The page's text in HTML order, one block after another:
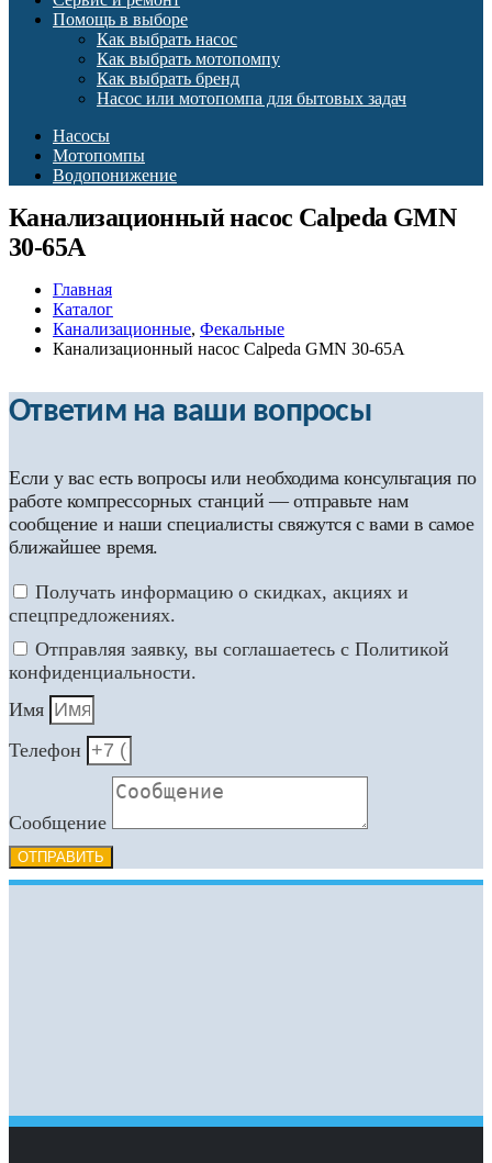
Помощь в выборе
Как выбрать насос
Как выбрать мотопомпу
Как выбрать бренд
Насос или мотопомпа для бытовых задач
Насосы
Мотопомпы
Водопонижение
Канализационный насос Calpeda GMN
30-65A
Главная
Каталог
Канализационные, Фекальные
Канализационный насос Calpeda GMN 30-65A
Ответим на ваши вопросы
Если у вас есть вопросы или необходима консультация по
работе компрессорных станций — отправьте нам
сообщение и наши специалисты свяжутся с вами в самое
ближайшее время.
Получать информацию о скидках, акциях и
спецпредложениях.
Отправляя заявку, вы соглашаетесь с Политикой
конфиденциальности.
Имя
Телефон
Сообщение
ОТПРАВИТЬ